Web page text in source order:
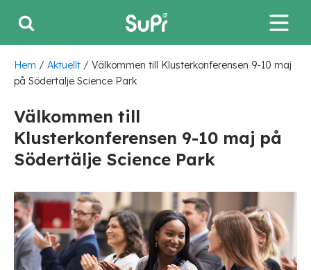
Hem / Aktuellt / Välkommen till Klusterkonferensen 9-10 maj
på Södertälje Science Park
Välkommen till
Klusterkonferensen 9-10 maj på
Södertälje Science Park